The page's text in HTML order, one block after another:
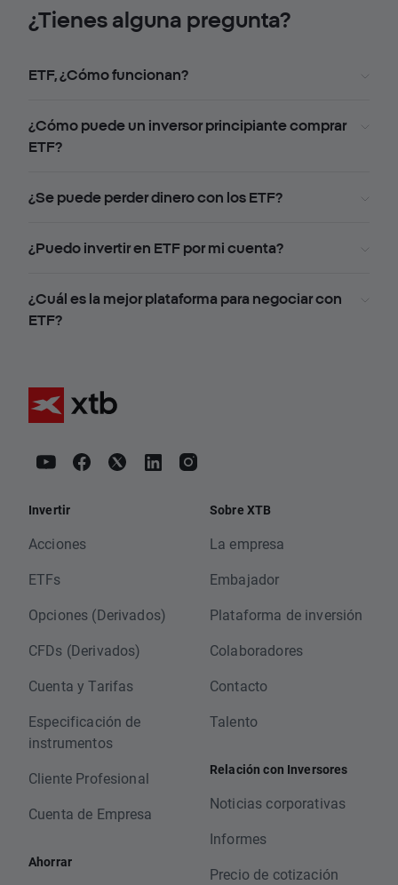
¿Tienes alguna pregunta?
ETF, ¿Cómo funcionan?
¿Cómo puede un inversor principiante comprar
ETF?
¿Se puede perder dinero con los ETF?
¿Puedo invertir en ETF por mi cuenta?
¿Cuál es la mejor plataforma para negociar con
ETF?
Invertir
Acciones
ETFs
Opciones (Derivados)
CFDs (Derivados)
Cuenta y Tarifas
Especificación de
instrumentos
Cliente Profesional
Cuenta de Empresa
Ahorrar
Sobre XTB
La empresa
Embajador
Plataforma de inversión
Colaboradores
Contacto
Talento
Relación con Inversores
Noticias corporativas
Informes
Precio de cotización